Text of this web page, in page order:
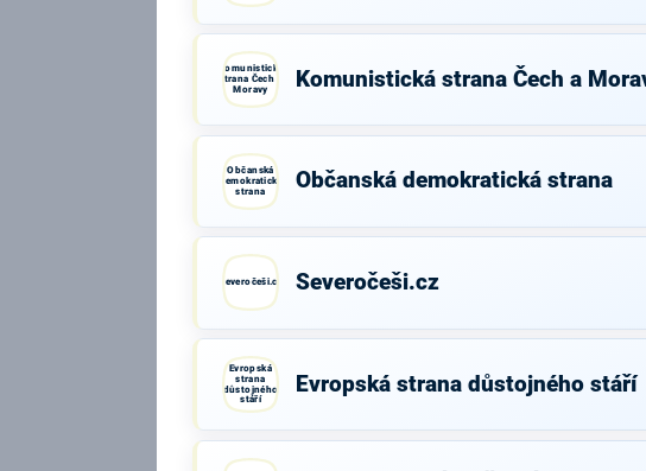
Komunistická
strana Čech a
Moravy
Komunistická strana Čech a
Občanská
demokratická
strana
Občanská demokratická strana
Severočeši.cz Severočeši.cz
Evropská
strana
důstojného
stáří
Evropská strana důstojného stáří